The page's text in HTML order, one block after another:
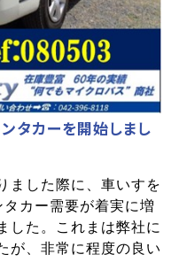
タカーを開始しまし
ました際に、車いすを
カー需要が着実に増
した。これまは弊社に
が、非常に程度の良い